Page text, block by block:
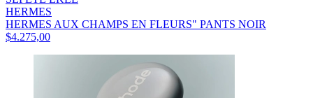
HERMES
HERMES AUX CHAMPS EN FLEURS" PANTS NOIR
$4.275,00